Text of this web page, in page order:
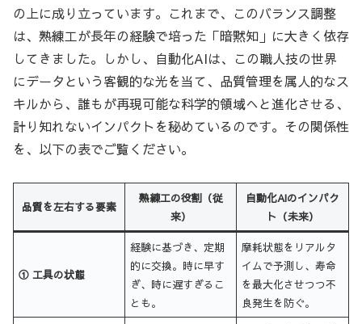
の上に成り立っています。これまで、このバランス調整
は、熟練工が長年の経験で培った「暗黙知」に大きく依存
してきました。しかし、自動化AIは、この職人技の世界
にデータという客観的な光を当て、品質管理を属人的なス
キルから、誰もが再現可能な科学的領域へと進化させる、
計り知れないインパクトを秘めているのです。その関係性
を、以下の表でご覧ください。
品質を左右する要素
熟練工の役割（従
来）
自動化AIのインパク
ト（未来）
① 工具の状態
経験に基づき、定期
的に交換。時に早す
ぎ、時に遅すぎるこ
とも。
摩耗状態をリアルタ
イムで予測し、寿命
を最大化させつつ不
良発生を防ぐ。